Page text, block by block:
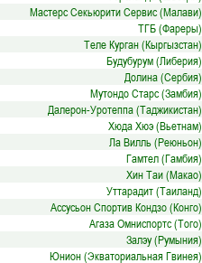
Мастерс Секьюрити Сервис (Малави)
ТГБ (Фареры)
Теле Курган (Кыргызстан)
Будубурум (Либерия)
Долина (Сербия)
Мутондо Старс (Замбия)
Далерон-Уротеппа (Таджикистан)
Хюда Хюэ (Вьетнам)
Ла Вилль (Реюньон)
Гамтел (Гамбия)
Хин Таи (Макао)
Уттарадит (Таиланд)
Ассусьон Спортив Кондзо (Конго)
Агаза Омниспортс (Того)
Залэу (Румыния)
Юнион (Экваториальная Гвинея)